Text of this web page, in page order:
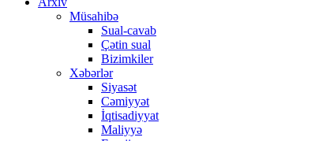
Müsahibə
Sual-cavab
Çətin sual
Bizimkiler
Xəbərlər
Siyasət
Cəmiyyət
İqtisadiyyat
Maliyyə